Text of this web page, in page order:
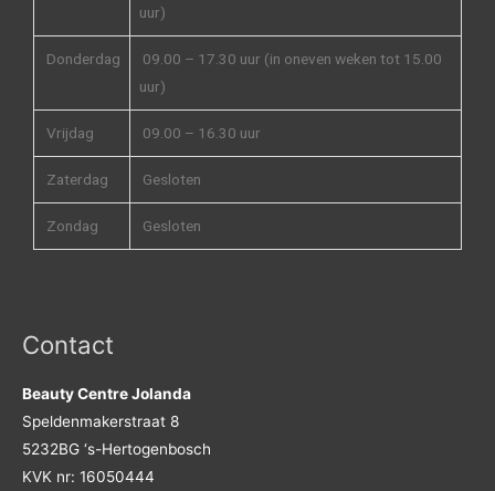
uur)
Donderdag
09.00 – 17.30 uur (in oneven weken tot 15.00
uur)
Vrijdag 09.00 – 16.30 uur
Zaterdag Gesloten
Zondag Gesloten
Contact
Beauty Centre Jolanda
Speldenmakerstraat 8
5232BG ‘s-Hertogenbosch
KVK nr: 16050444